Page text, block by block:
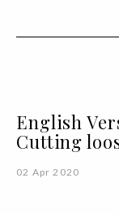
English
Cutting
02 Apr 2020